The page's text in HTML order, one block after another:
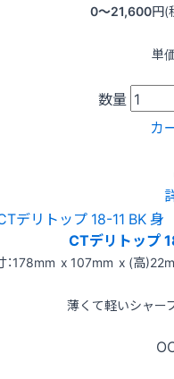
0〜21,600円(
単価
数量
カ
CTデリトップ
：178mm x 107mm x (高
薄くて軽いシャー